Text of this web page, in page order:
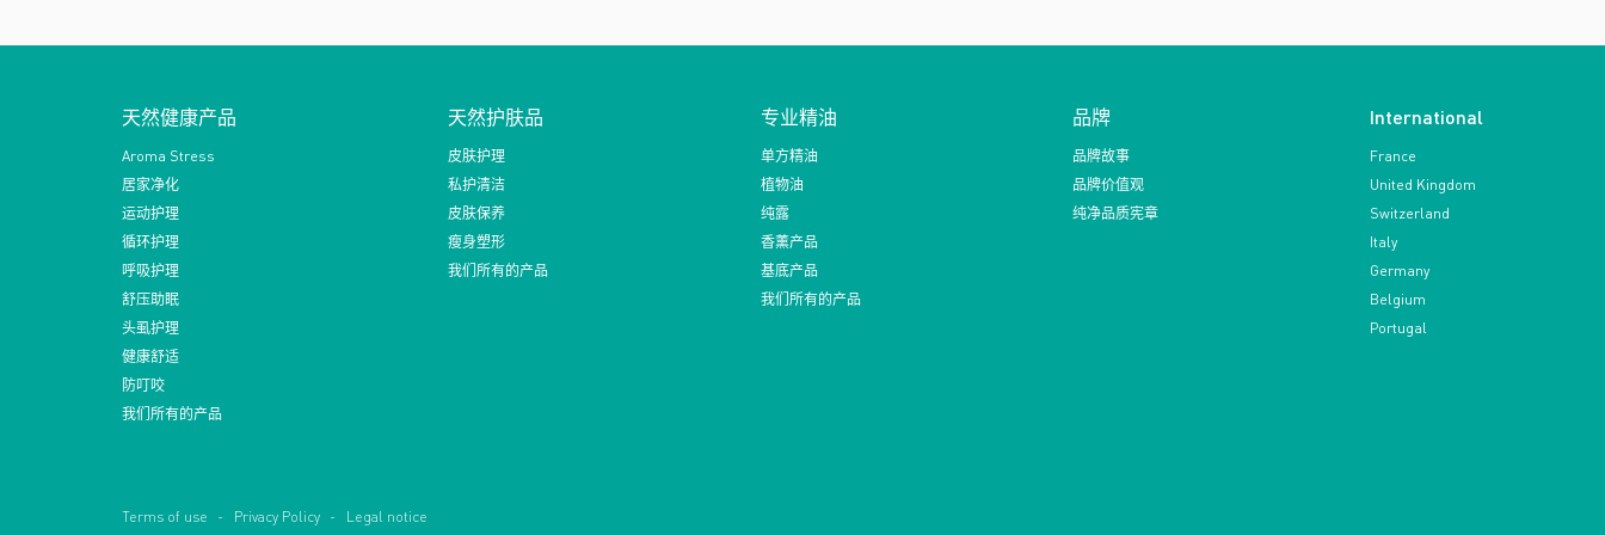
天然健康产品
Aroma Stress
居家净化
运动护理
循环护理
呼吸护理
舒压助眠
头虱护理
健康舒适
防叮咬
我们所有的产品
天然护肤品
皮肤护理
私护清洁
皮肤保养
瘦身塑形
我们所有的产品
专业精油
单方精油
植物油
纯露
香薰产品
基底产品
我们所有的产品
品牌
品牌故事
品牌价值观
纯净品质宪章
International
France
United Kingdom
Switzerland
Italy
Germany
Belgium
Portugal
Terms of use Privacy Policy Legal notice